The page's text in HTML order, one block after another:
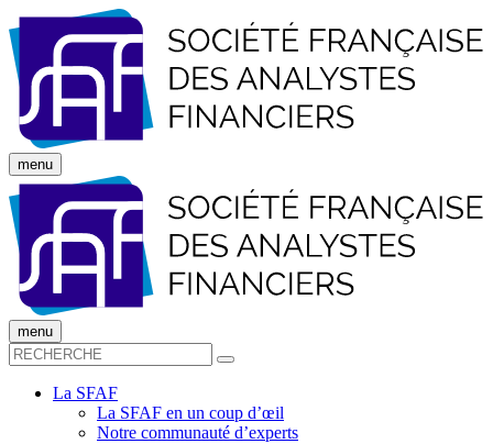
menu
menu
La SFAF
La SFAF en un coup d’œil
Notre communauté d’experts